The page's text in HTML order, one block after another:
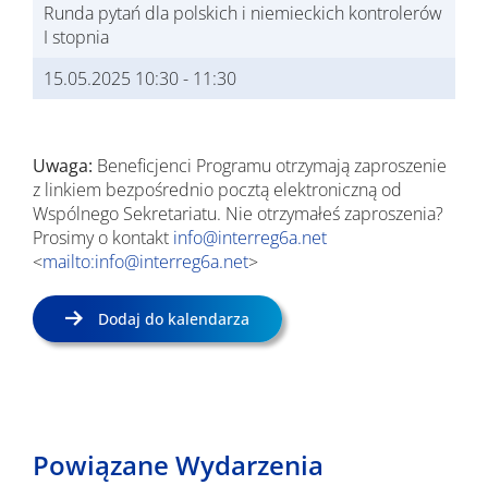
Runda pytań dla polskich i niemieckich kontrolerów
I stopnia
15.05.2025 10:30- 11:30
Uwaga: Beneficjenci Programu otrzymają zaproszenie
z linkiem bezpośrednio pocztą elektroniczną od
Wspólnego Sekretariatu. Nie otrzymałeś zaproszenia?
Prosimy o kontakt info@interreg6a.net
<mailto:info@interreg6a.net>
Dodaj do kalendarza
Powiązane Wydarzenia